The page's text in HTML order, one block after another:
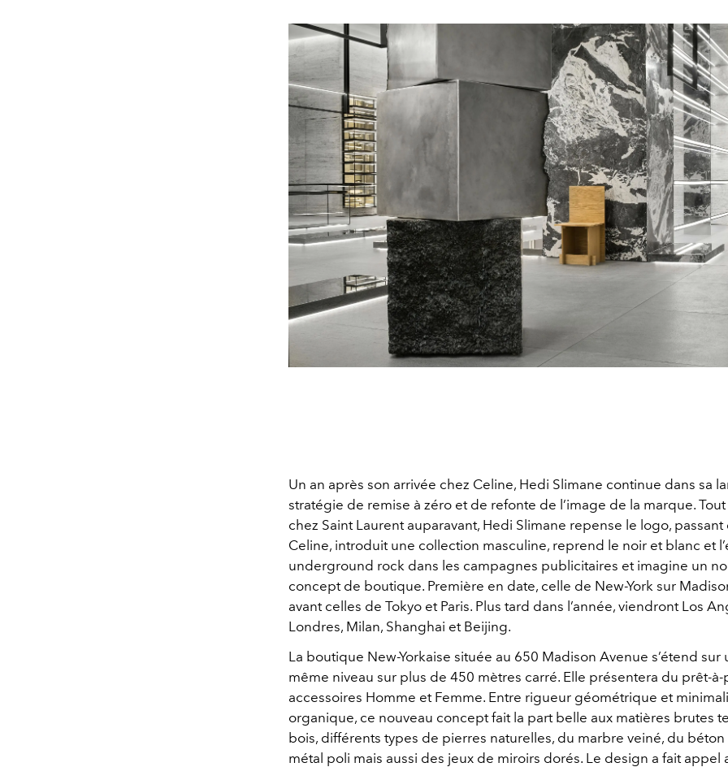
Un an après son arrivée chez Celine, Hedi Slimane continue dans sa
stratégie de remise à zéro et de refonte de l’image de la marque.
chez Saint Laurent auparavant, Hedi Slimane repense le logo, passant
Celine, introduit une collection masculine, reprend le noir et blanc et
underground rock dans les campagnes publicitaires et imagine un
concept de boutique. Première en date, celle de New-York sur
avant celles de Tokyo et Paris. Plus tard dans l’année, viendront Los
Londres, Milan, Shanghai et Beijing.
La boutique New-Yorkaise située au 650 Madison Avenue s’étend sur
même niveau sur plus de 450 mètres carré. Elle présentera du prêt-
accessoires Homme et Femme. Entre rigueur géométrique et
organique, ce nouveau concept fait la part belle aux matières brutes
bois, différents types de pierres naturelles, du marbre veiné, du béton
métal poli mais aussi des jeux de miroirs dorés. Le design a fait appel